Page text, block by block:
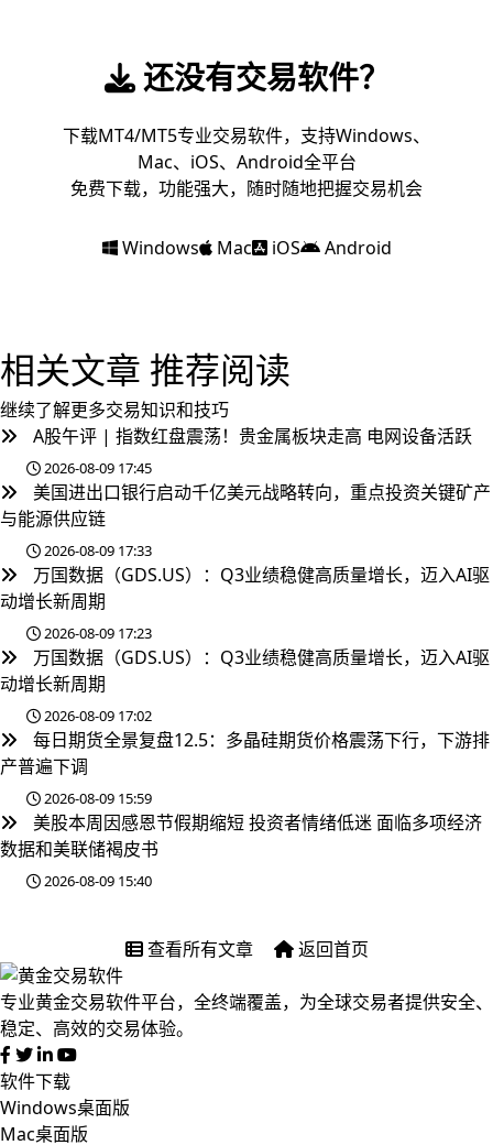
还没有交易软件？
下载MT4/MT5专业交易软件，支持Windows、
Mac、iOS、Android全平台
免费下载，功能强大，随时随地把握交易机会
Windows Mac iOS Android
相关文章 推荐阅读
继续了解更多交易知识和技巧
A股午评 | 指数红盘震荡！贵金属板块走高 电网设备活跃
2026-08-09 17:45
美国进出口银行启动千亿美元战略转向，重点投资关键矿产
与能源供应链
2026-08-09 17:33
万国数据（GDS.US）：Q3业绩稳健高质量增长，迈入AI驱
动增长新周期
2026-08-09 17:23
万国数据（GDS.US）：Q3业绩稳健高质量增长，迈入AI驱
动增长新周期
2026-08-09 17:02
每日期货全景复盘12.5：多晶硅期货价格震荡下行，下游排
产普遍下调
2026-08-09 15:59
美股本周因感恩节假期缩短 投资者情绪低迷 面临多项经济
数据和美联储褐皮书
2026-08-09 15:40
查看所有文章 返回首页
专业黄金交易软件平台，全终端覆盖，为全球交易者提供安全、
稳定、高效的交易体验。
软件下载
Windows桌面版
Mac桌面版